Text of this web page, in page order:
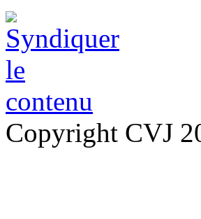
Copyright CVJ